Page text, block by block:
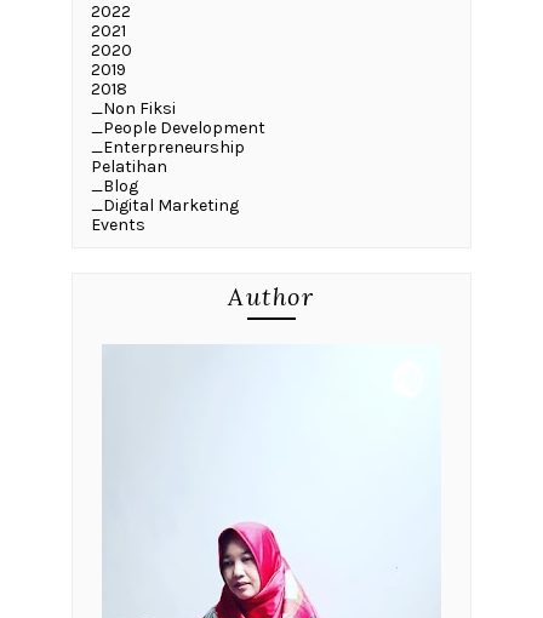
2022
2021
2020
2019
2018
_Non Fiksi
_People Development
_Enterpreneurship
Pelatihan
_Blog
_Digital Marketing
Events
Author